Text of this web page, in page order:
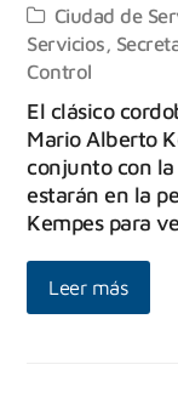
Ciudad de
Servicios
Control
El clásico
Mario Alberto
conjunto con
estarán en la
Kempes para
Leer más